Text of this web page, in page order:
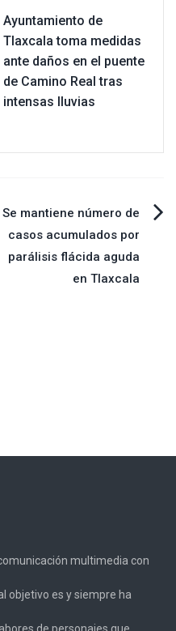
Ayuntamiento de
Tlaxcala toma medidas
ante daños en el puente
de Camino Real tras
intensas lluvias
Se mantiene número de
casos acumulados por
parálisis flácida aguda
en Tlaxcala
multimedia con
objetivo es y siempre ha